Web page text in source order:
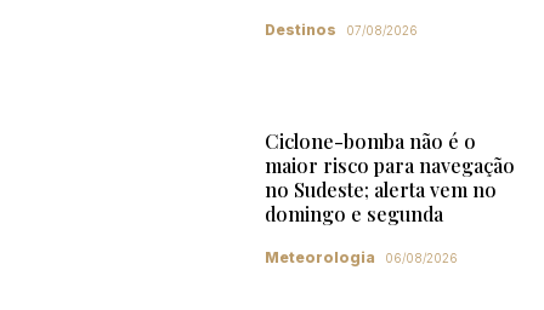
Destinos 07/08/2026
Ciclone-bomba não é o
maior risco para navegação
no Sudeste; alerta vem no
domingo e segunda
Meteorologia 06/08/2026